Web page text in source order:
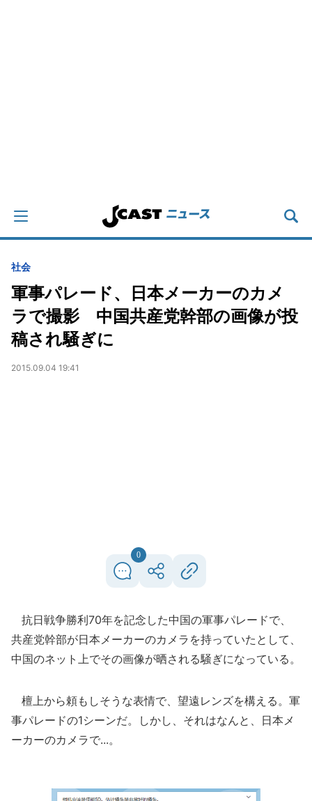
社会
軍事パレード、日本メーカーのカメ
ラで撮影 中国共産党幹部の画像が投
稿され騒ぎに
2015.09.04 19:41
0
抗日戦争勝利70年を記念した中国の軍事パレードで、
共産党幹部が日本メーカーのカメラを持っていたとして、
中国のネット上でその画像が晒される騒ぎになっている。
檀上から頼もしそうな表情で、望遠レンズを構える。軍
事パレードの1シーンだ。しかし、それはなんと、日本メ
ーカーのカメラで...。